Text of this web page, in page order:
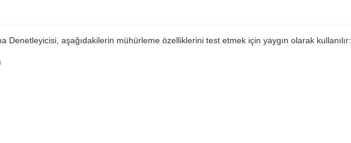
Denetleyicisi, aşağıdakilerin mühürleme özelliklerini test etmek için yaygın olarak kullanılır: